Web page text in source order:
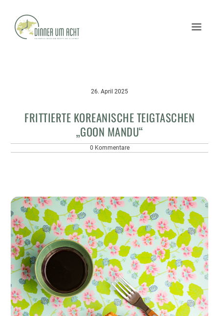
26. April 2025
FRITTIERTE KOREANISCHE TEIGTASCHEN
„GOON MANDU“
0 Kommentare